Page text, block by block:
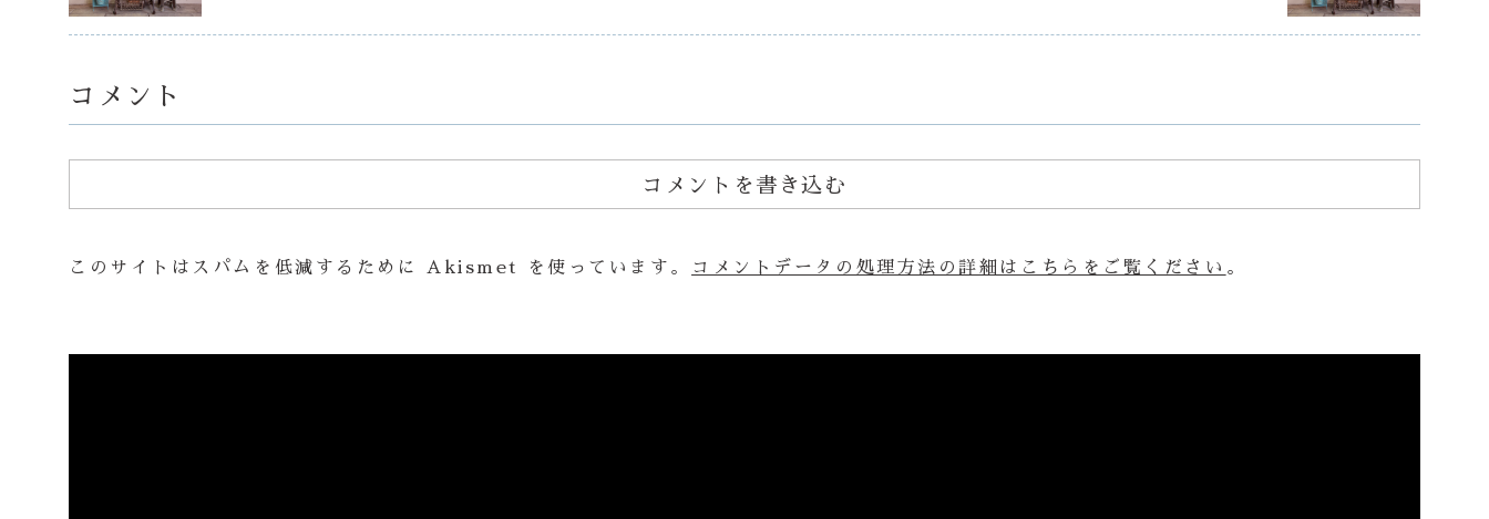
コメント
コメントを書き込む
このサイトはスパムを低減するために Akismet を使っています。 コメントデータの処理方法の詳細はこちらをご覧ください 。